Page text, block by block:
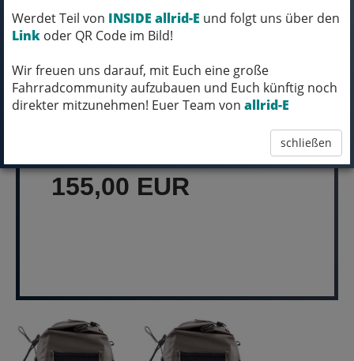
Werdet Teil von INSIDE allrid-E und folgt uns über den
Link oder QR Code im Bild!
Wir freuen uns darauf, mit Euch eine große
Fahrradcommunity aufzubauen und Euch künftig noch
direkter mitzunehmen! Euer Team von allrid-E
schließen
Art.Nr. F9926
Farbe: dark sand
MICH KANNST DU BESTELLEN - MIT
155,00 EUR